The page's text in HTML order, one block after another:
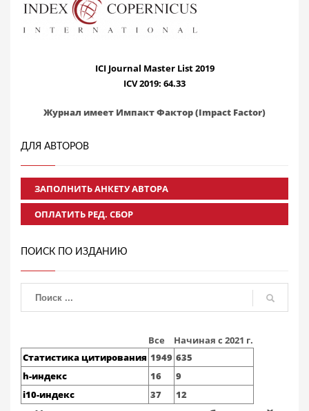
ICI Journal Master List 2019
ICV 2019: 64.33
Журнал имеет Импакт Фактор (Impact Factor)
ДЛЯ АВТОРОВ
ЗАПОЛНИТЬ АНКЕТУ АВТОРА
ОПЛАТИТЬ РЕД. СБОР
ПОИСК ПО ИЗДАНИЮ
Все
Начиная с 2021 г.
Статистика цитирования 1949 635
h-индекс
16
9
i10-индекс
37 12